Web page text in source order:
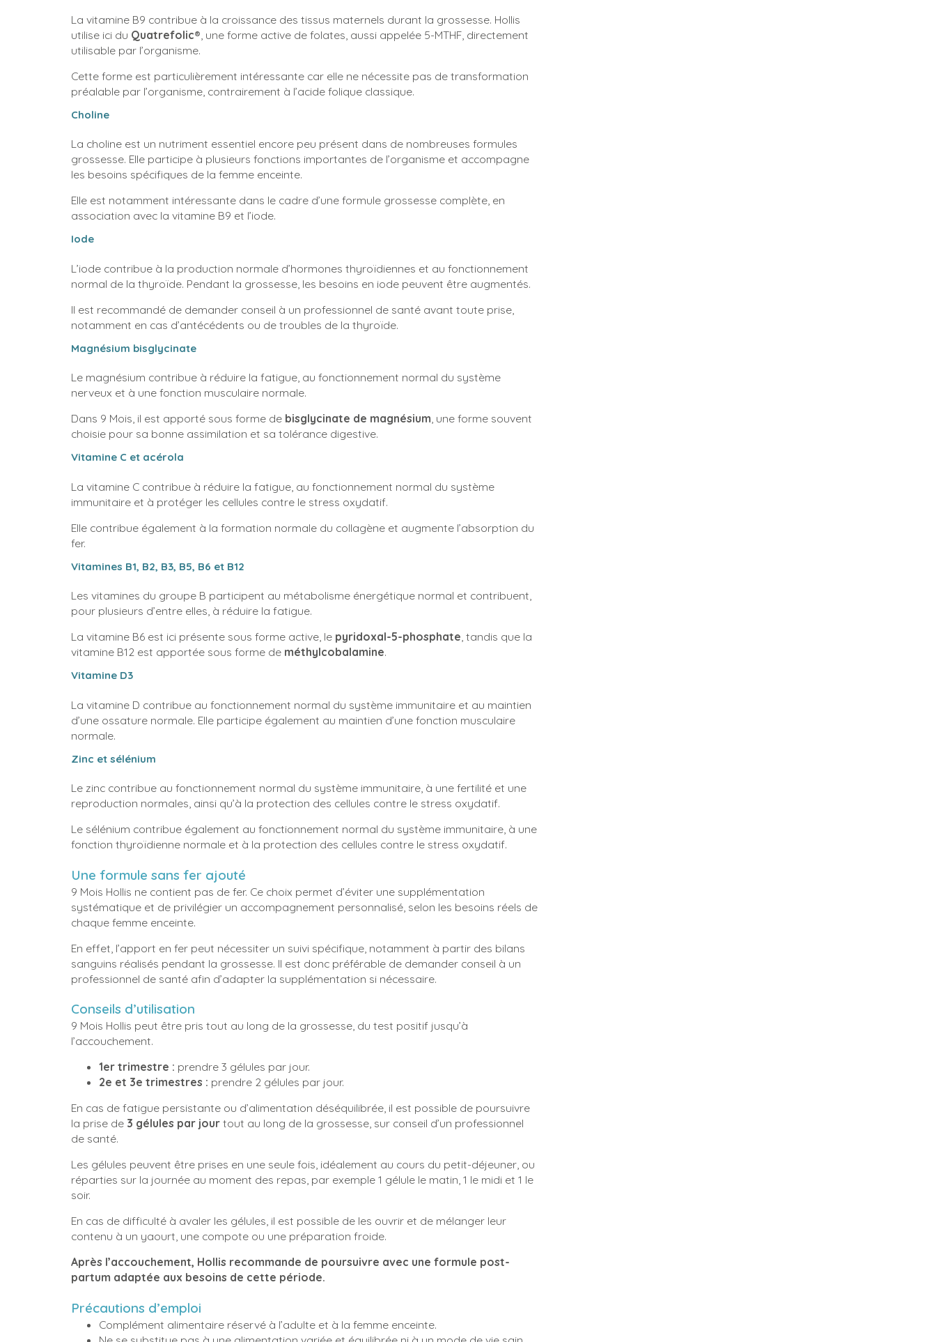
La vitamine B9 contribue à la croissance des tissus maternels durant la grossesse. Hollis
utilise ici du Quatrefolic® , une forme active de folates, aussi appelée 5-MTHF, directement
utilisable par l’organisme.
Cette forme est particulièrement intéressante car elle ne nécessite pas de transformation
préalable par l’organisme, contrairement à l’acide folique classique.
Choline
La choline est un nutriment essentiel encore peu présent dans de nombreuses formules
grossesse. Elle participe à plusieurs fonctions importantes de l’organisme et accompagne
les besoins spécifiques de la femme enceinte.
Elle est notamment intéressante dans le cadre d’une formule grossesse complète, en
association avec la vitamine B9 et l’iode.
Iode
L’iode contribue à la production normale d’hormones thyroïdiennes et au fonctionnement
normal de la thyroïde. Pendant la grossesse, les besoins en iode peuvent être augmentés.
Il est recommandé de demander conseil à un professionnel de santé avant toute prise,
notamment en cas d’antécédents ou de troubles de la thyroïde.
Magnésium bisglycinate
Le magnésium contribue à réduire la fatigue, au fonctionnement normal du système
nerveux et à une fonction musculaire normale.
Dans 9 Mois, il est apporté sous forme de bisglycinate de magnésium, une forme souvent
choisie pour sa bonne assimilation et sa tolérance digestive.
Vitamine C et acérola
La vitamine C contribue à réduire la fatigue, au fonctionnement normal du système
immunitaire et à protéger les cellules contre le stress oxydatif.
Elle contribue également à la formation normale du collagène et augmente l’absorption du
fer.
Vitamines B1, B2, B3, B5, B6 et B12
Les vitamines du groupe B participent au métabolisme énergétique normal et contribuent,
pour plusieurs d’entre elles, à réduire la fatigue.
La vitamine B6 est ici présente sous forme active, le pyridoxal-5-phosphate, tandis que la
vitamine B12 est apportée sous forme de méthylcobalamine.
Vitamine D3
La vitamine D contribue au fonctionnement normal du système immunitaire et au maintien
d’une ossature normale. Elle participe également au maintien d’une fonction musculaire
normale.
Zinc et sélénium
Le zinc contribue au fonctionnement normal du système immunitaire, à une fertilité et une
reproduction normales, ainsi qu’à la protection des cellules contre le stress oxydatif.
Le sélénium contribue également au fonctionnement normal du système immunitaire, à une
fonction thyroïdienne normale et à la protection des cellules contre le stress oxydatif.
Une formule sans fer ajouté
9 Mois Hollis ne contient pas de fer. Ce choix permet d’éviter une supplémentation
systématique et de privilégier un accompagnement personnalisé, selon les besoins réels de
chaque femme enceinte.
En effet, l’apport en fer peut nécessiter un suivi spécifique, notamment à partir des bilans
sanguins réalisés pendant la grossesse. Il est donc préférable de demander conseil à un
professionnel de santé afin d’adapter la supplémentation si nécessaire.
Conseils d’utilisation
9 Mois Hollis peut être pris tout au long de la grossesse, du test positif jusqu’à
l’accouchement.
1er trimestre : prendre 3 gélules par jour.
2e et 3e trimestres : prendre 2 gélules par jour.
En cas de fatigue persistante ou d’alimentation déséquilibrée, il est possible de poursuivre
la prise de 3 gélules par jour tout au long de la grossesse, sur conseil d’un professionnel
de santé.
Les gélules peuvent être prises en une seule fois, idéalement au cours du petit-déjeuner, ou
réparties sur la journée au moment des repas, par exemple 1 gélule le matin, 1 le midi et 1 le
soir.
En cas de difficulté à avaler les gélules, il est possible de les ouvrir et de mélanger leur
contenu à un yaourt, une compote ou une préparation froide.
Après l’accouchement, Hollis recommande de poursuivre avec une formule post-
partum adaptée aux besoins de cette période.
Précautions d’emploi
Complément alimentaire réservé à l’adulte et à la femme enceinte.